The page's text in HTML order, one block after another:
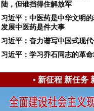
陆，但谁挡得住解放军
习近平：中医药是中华文明
发展中医药是件大事
习近平：奋力谱写中国式现
习近平：学习乔石同志的革
• 新征程 新任务